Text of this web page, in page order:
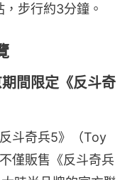
步行約3分鐘。
間限定《反斗奇
斗奇兵5》（Toy
僅販售《反斗奇兵